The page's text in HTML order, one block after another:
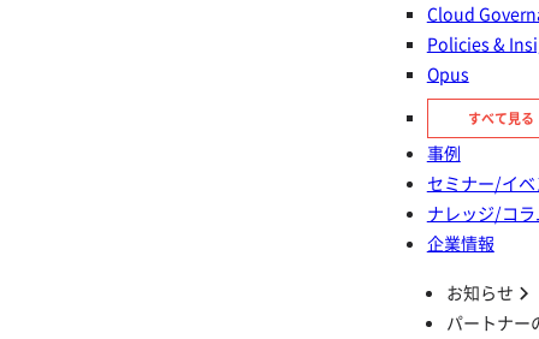
Cloud
Policies &
Opus
すべて見る
事例
セミナー/イ
ナレッジ/コ
企業情報
お知らせ
パートナー
主な機能